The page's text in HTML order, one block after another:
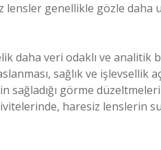
genellikle gözle daha
daha veri odaklı ve
sağlık ve işlevsellik
sağladığı görme
haresiz lenslerin